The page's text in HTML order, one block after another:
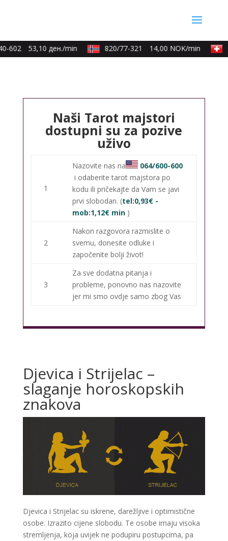
602 53,10 ден./min 820/77-321 14,00 NOK/min
Naši Tarot majstori
dostupni su za pozive
uživo
1
Nazovite nas na
064/600-600
i odaberite tarot majstora po
kodu ili pričekajte da Vam se javi
prvi slobodan. (tel:0,93€ -
mob:1,12€ min )
2
Nakon razgovora razmislite o
svemu, donesite odluke i
započenite bolji život!
3
Za sve dodatna pitanja i
probleme, ponovno nas nazovite
jer mi smo ovdje samo zbog Vas
Djevica i Strijelac –
slaganje horoskopskih
znakova
Djevica i Strijelac su iskrene, darežljive i optimistične
osobe. Izrazito cijene slobodu. Te osobe imaju visoka
stremljenja, koja uvijek ne podupiru postupcima, pa
ELA / Kod 151
Tarot savjetnik je slobodan